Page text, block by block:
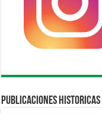
Publicaciones Historicas